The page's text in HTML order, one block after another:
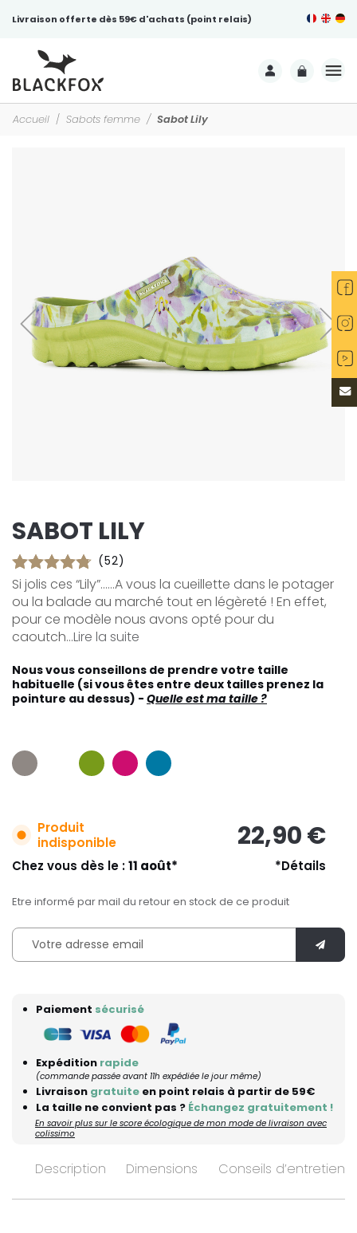
Livraison offerte dès 59€ d'achats (point relais)
Accueil Sabots femme Sabot Lily
SABOT LILY
(52)
Si jolis ces “Lily”…...A vous la cueillette dans le potager
ou la balade au marché tout en légèreté ! En effet,
pour ce modèle nous avons opté pour du
caoutch...Lire la suite
Nous vous conseillons de prendre votre taille
habituelle (si vous êtes entre deux tailles prenez la
pointure au dessus) - Quelle est ma taille ?
Produit
indisponible
22,90 €
Chez vous dès le :11 août* *Détails
Etre informé par mail du retour en stock de ce produit
Paiement sécurisé
Expédition rapide
(commande passée avant 11h expédiée le jour même)
Livraison gratuite en point relais à partir de 59€
La taille ne convient pas ? Échangez gratuitement !
En savoir plus sur le score écologique de mon mode de livraison avec
colissimo
Description Dimensions Conseils d’entretien